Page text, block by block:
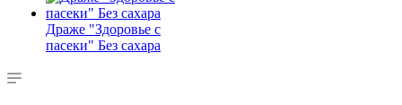
Драже "Здоровье с
пасеки" Без сахара